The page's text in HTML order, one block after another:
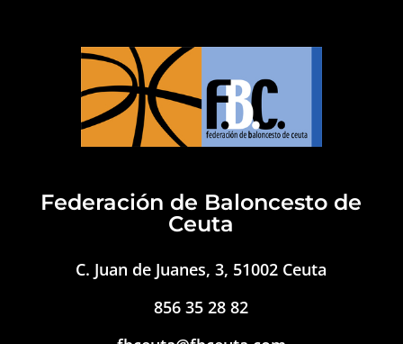
Federación de Baloncesto de
Ceuta
C. Juan de Juanes, 3, 51002 Ceuta
856 35 28 82